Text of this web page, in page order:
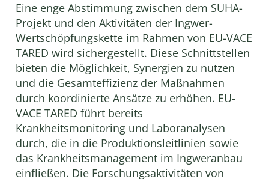
Eine enge Abstimmung zwischen dem SUHA-
Projekt und den Aktivitäten der Ingwer-
Wertschöpfungskette im Rahmen von EU-VACE
TARED wird sichergestellt. Diese Schnittstellen
bieten die Möglichkeit, Synergien zu nutzen
und die Gesamteffizienz der Maßnahmen
durch koordinierte Ansätze zu erhöhen. EU-
VACE TARED führt bereits
Krankheitsmonitoring und Laboranalysen
durch, die in die Produktionsleitlinien sowie
das Krankheitsmanagement im Ingweranbau
einfließen. Die Forschungsaktivitäten von